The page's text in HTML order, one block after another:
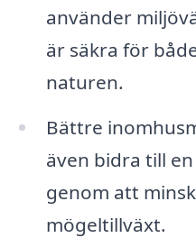
använder
är säkra för
naturen.
Bättre
även bidra till
genom att
mögeltillväxt.